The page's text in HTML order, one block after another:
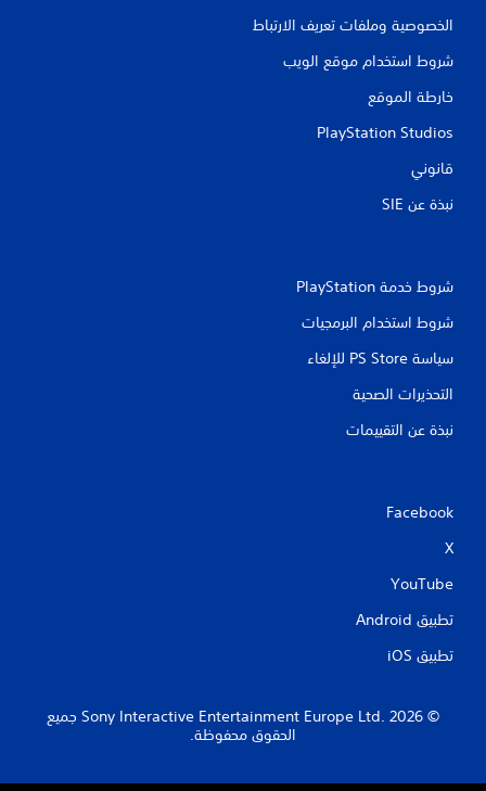
الخصوصية وملفات تعريف الارتباط
شروط استخدام موقع الويب
خارطة الموقع
PlayStation Studios
قانوني
نبذة عن SIE‏
شروط خدمة PlayStation‏
شروط استخدام البرمجيات
سياسة PS Store للإلغاء
التحذيرات الصحية
نبذة عن التقييمات
Facebook
X
YouTube
تطبيق Android‏
تطبيق iOS‏
‏© 2026 Sony Interactive Entertainment Europe Ltd.‎ جميع
الحقوق محفوظة.